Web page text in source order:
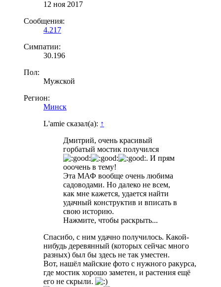
12 ноя 2017
Сообщения:
4.217
Симпатии:
30.196
Пол:
Мужской
Регион:
Минск
L'amie сказал(а): ↑
Дмитрий, очень красивый
горбатый мостик получился
. И прям
ооочень в тему!
Эта МАФ вообще очень любима
садоводами. Но далеко не всем,
как мне кажется, удается найти
удачный конструктив и вписать в
свою историю.
Нажмите, чтобы раскрыть...
Спасибо, с ним удачно получилось. Какой-
нибудь деревянный (которых сейчас много
разных) был бы здесь не так уместен.
Вот, нашёл майские фото с нужного ракурса,
где мостик хорошо заметен, и растения ещё
его не скрыли.